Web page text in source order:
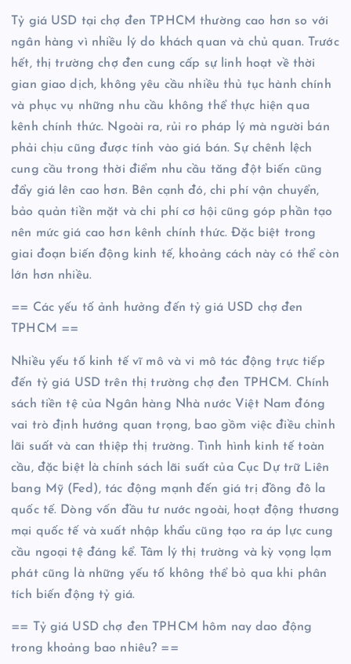
Tỷ giá USD tại chợ đen TPHCM thường cao hơn so với
ngân hàng vì nhiều lý do khách quan và chủ quan. Trước
hết, thị trường chợ đen cung cấp sự linh hoạt về thời
gian giao dịch, không yêu cầu nhiều thủ tục hành chính
và phục vụ những nhu cầu không thể thực hiện qua
kênh chính thức. Ngoài ra, rủi ro pháp lý mà người bán
phải chịu cũng được tính vào giá bán. Sự chênh lệch
cung cầu trong thời điểm nhu cầu tăng đột biến cũng
đẩy giá lên cao hơn. Bên cạnh đó, chi phí vận chuyển,
bảo quản tiền mặt và chi phí cơ hội cũng góp phần tạo
nên mức giá cao hơn kênh chính thức. Đặc biệt trong
giai đoạn biến động kinh tế, khoảng cách này có thể còn
lớn hơn nhiều.
== Các yếu tố ảnh hưởng đến tỷ giá USD chợ đen
TPHCM ==
Nhiều yếu tố kinh tế vĩ mô và vi mô tác động trực tiếp
đến tỷ giá USD trên thị trường chợ đen TPHCM. Chính
sách tiền tệ của Ngân hàng Nhà nước Việt Nam đóng
vai trò định hướng quan trọng, bao gồm việc điều chỉnh
lãi suất và can thiệp thị trường. Tình hình kinh tế toàn
cầu, đặc biệt là chính sách lãi suất của Cục Dự trữ Liên
bang Mỹ (Fed), tác động mạnh đến giá trị đồng đô la
quốc tế. Dòng vốn đầu tư nước ngoài, hoạt động thương
mại quốc tế và xuất nhập khẩu cũng tạo ra áp lực cung
cầu ngoại tệ đáng kể. Tâm lý thị trường và kỳ vọng lạm
phát cũng là những yếu tố không thể bỏ qua khi phân
tích biến động tỷ giá.
== Tỷ giá USD chợ đen TPHCM hôm nay dao động
trong khoảng bao nhiêu? ==